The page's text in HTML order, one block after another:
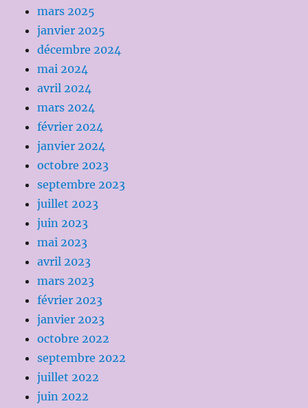
mars 2025
janvier 2025
décembre 2024
mai 2024
avril 2024
mars 2024
février 2024
janvier 2024
octobre 2023
septembre 2023
juillet 2023
juin 2023
mai 2023
avril 2023
mars 2023
février 2023
janvier 2023
octobre 2022
septembre 2022
juillet 2022
juin 2022